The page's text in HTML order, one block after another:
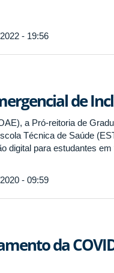
- 19:56
de
a Pró-reitoria de
Técnica de Saúde
digital para estudantes em
- 09:59
da